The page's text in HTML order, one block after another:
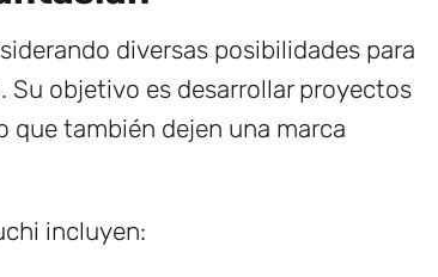
diversas posibilidades para
Su objetivo es desarrollar proyectos
que también dejen una marca
incluyen: